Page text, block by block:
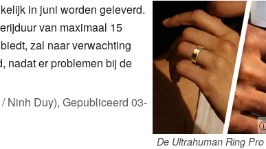
De Ultrahuman Ring
in juni worden geleverd.
van maximaal 15
zal naar verwachting
nadat er problemen bij de
Ninh Duy), Gepubliceerd 03-